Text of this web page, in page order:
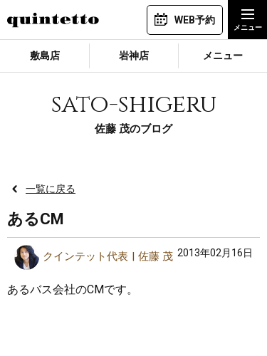
WEB予約
敷島店 岩神店 メニュー
sato-shigeru
佐藤 茂のブログ
一覧に戻る
あるCM
クインテット代表 佐藤 茂 2013年02月16日
あるバス会社のCMです。